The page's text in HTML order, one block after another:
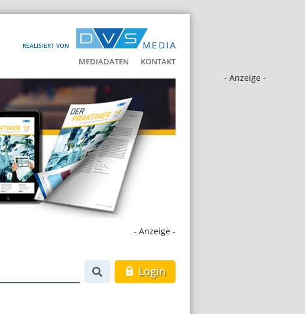
REALISIERT VON
MEDIADATEN KONTAKT
- Anzeige -
- Anzeige -
Login